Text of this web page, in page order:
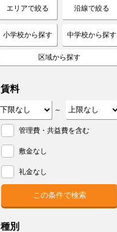
エリアで絞る 沿線で絞る
小学校から探す 中学校から探す
区域から探す
賃料
～
管理費・共益費を含む
敷金なし
礼金なし
種別